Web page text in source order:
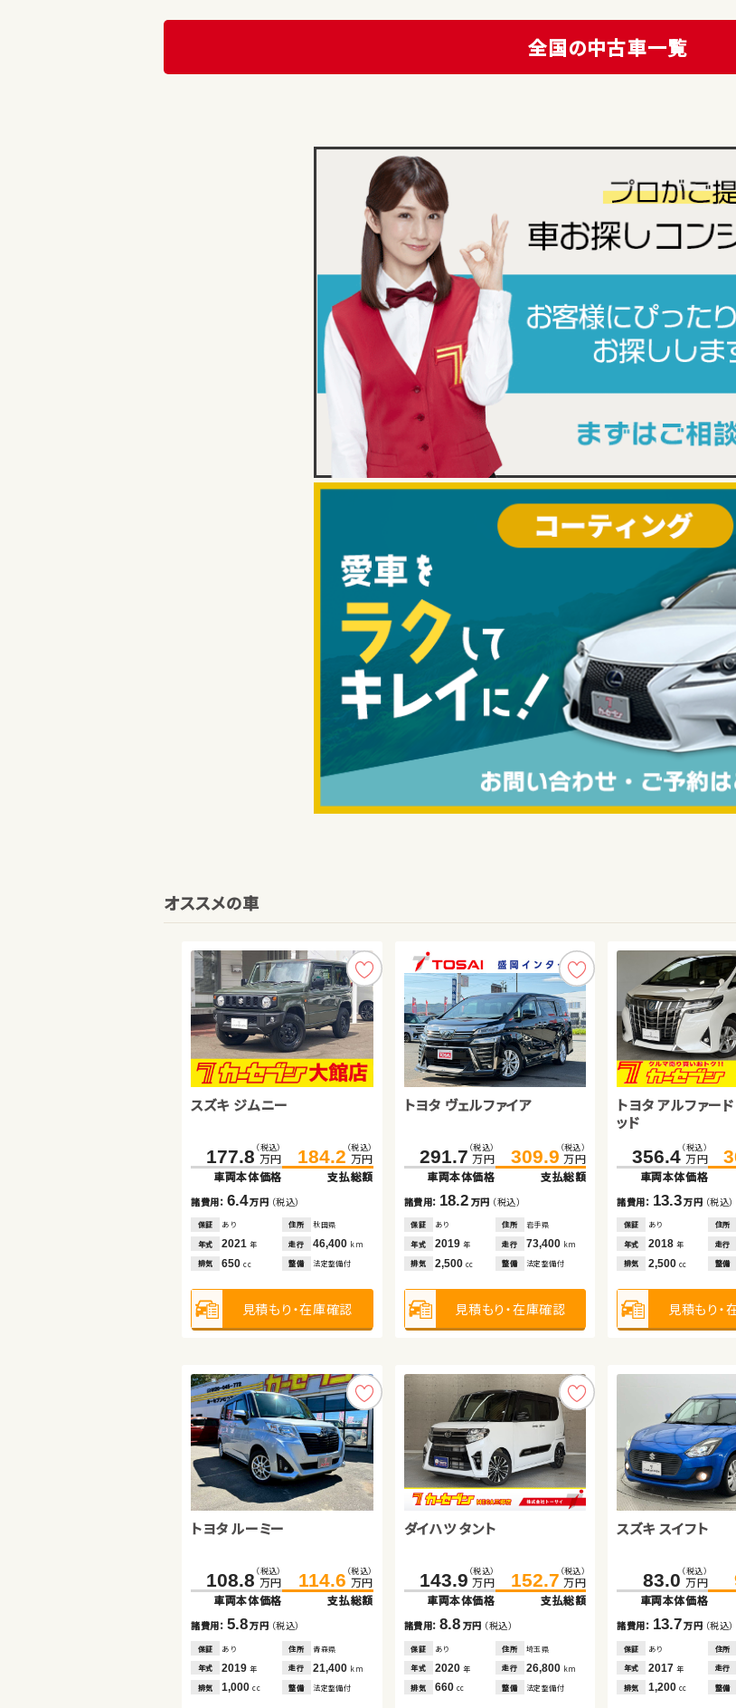
全国の中古車一覧
オススメの車
スズキ ジムニー
177.8 （税込）
万円
車両本体価格
184.2 （税込）
万円
支払総額
諸費用： 6.4万円 （税込）
保証 あり 住所
秋田県
年式
2021年 走行 46,400 km
排気
650cc 整備 法定整備付
見積もり・在庫確認
トヨタ ヴェルファイア
291.7 （税込）
万円
車両本体価格
309.9 （税込）
万円
支払総額
諸費用： 18.2 万円 （税込）
保証 あり 住所
岩手県
年式
2019年 走行 73,400 km
排気
2,500cc 整備 法定整備付
見積もり・在庫確認
トヨタ アルファー
ッド
356.4（税込）
万円
車両本体価格
諸費用： 13.3万円 （税込）
保証 あり 住所
年式
2018 年 走行
排気
2,500 cc 整備
見積もり・
トヨタ ルーミー
108.8 （税込）
万円
車両本体価格
114.6 （税込）
万円
支払総額
諸費用： 5.8万円 （税込）
保証 あり 住所
青森県
年式
2019年 走行 21,400 km
排気
1,000cc 整備 法定整備付
ダイハツ タント
143.9 （税込）
万円
車両本体価格
152.7 （税込）
万円
支払総額
諸費用：8.8 万円 （税込）
保証 あり 住所
埼玉県
年式
2020年 走行 26,800 km
排気
660cc 整備 法定整備付
スズキ スイフト
83.0 （税込）
万円
車両本体価格
諸費用： 13.7万円 （税込）
保証 あり 住所
年式
2017 年 走行
排気
1,200 cc 整備
スズキ ジムニーシエラ
248.7 （税込）
万円
車両本体価格
259.8 （税込）
万円
支払総額
諸費用： 11.1万円（税込）
保証 あり 住所
北海道
年式
2022年 走行 23,200 km
排気
1,500 整備 法定整備付
見積もり・在庫確認
日産 エクストレイル
160.3 （税込）
万円
車両本体価格
175.8 （税込）
万円
支払総額
諸費用： 15.5 万円 （税込）
保証 あり 住所
埼玉県
年式
2018年 走行 35,800 km
排気
2,000cc 整備 法定整備付
見積もり・在庫確認
ダイハツ ムーヴ
196.5（税込）
万円
車両本体価格
諸費用： 8.4 万円（税込）
保証 あり 住所
年式
2025 年 走行
排気
660cc 整備
見積もり・
日産 セレナ
233.1 （税込）
万円
車両本体価格
244.6 （税込）
万円
支払総額
諸費用： 11.5万円（税込）
保証 あり 住所
埼玉県
年式
2018年 走行 27,500 km
排気
1,200cc 整備 法定整備付
トヨタ ヴェルファイア ハイブ
435.0 （税込）
万円
車両本体価格
449.9 （税込）
万円
支払総額
諸費用：14.9万円（税込）
保証 あり 住所
岩手県
年式
2019年 走行 41,400 km
排気
2,500 整備 法定整備付
スズキ ワゴンＲ
21.6 （税込）
万円
車両本体価格
諸費用： 8.2 万円（税込）
保証 あり 住所
年式
2014 年 走行
排気
660cc 整備
ホンダ フィット ハイブリッド
141.1 （税込）
万円
車両本体価格
144.8 （税込）
万円
支払総額
諸費用： 3.7万円 （税込）
保証 あり 住所
北海道
年式
2019年 走行 44,600 km
排気
1,500 整備 法定整備付
見積もり・在庫確認
トヨタ プリウス
131.2 （税込）
万円
車両本体価格
143.0 （税込）
万円
支払総額
諸費用： 11.8 万円 （税込）
保証 あり 住所
埼玉県
年式
2017年 走行 61,900 km
排気
1,800cc 整備 法定整備付
見積もり・在庫確認
トヨタ プリウス
27.7（税込）
万円
車両本体価格
諸費用： 7.3 万円（税込）
保証 なし 住所
年式
2012 年 走行
排気
1,800 cc 整備
見積もり・
トヨタ ルーミー
99.7 （税込）
万円
車両本体価格
106.8 （税込）
万円
支払総額
諸費用： 7.1万円 （税込）
保証 なし 住所
岡山県
年式
2018年 走行 33,800 km
排気
1,000cc 整備 法定整備付
日産 セレナ
196.4 （税込）
万円
車両本体価格
208.2 （税込）
万円
支払総額
諸費用：11.8万円（税込）
保証 あり 住所
福岡県
年式
2019年 走行 76,600 km
排気
1,200 整備 法定整備付
ホンダ フリードスパ
93.0 （税込）
万円
車両本体価格
諸費用： 12.0万円 （税込）
保証 あり 住所
年式
2014 年 走行
排気
1,500 cc 整備
トヨタ アルファード
247.7 （税込）
万円
車両本体価格
265.9 （税込）
万円
支払総額
諸費用： 18.2 万円 （税込）
保証 あり 住所
岩手県
年式
2017年 走行 65,200 km
排気
2,500cc 整備 法定整備付
見積もり・在庫確認
スズキ アルト エコ
29.7（税込）
万円
車両本体価格
諸費用： 4.2 万円（税込）
保証 なし 住所
年式
2012 年 走行
排気
660cc 整備
見積もり・